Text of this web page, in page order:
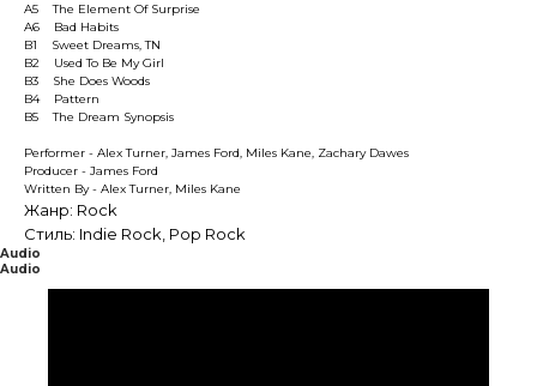
A5 The Element Of Surprise
A6 Bad Habits
B1 Sweet Dreams, TN
B2 Used To Be My Girl
B3 She Does Woods
B4 Pattern
B5 The Dream Synopsis
Performer - Alex Turner, James Ford, Miles Kane, Zachary Dawes
Producer - James Ford
Written By - Alex Turner, Miles Kane
Жанр: Rock
Стиль: Indie Rock, Pop Rock
Audio
Audio